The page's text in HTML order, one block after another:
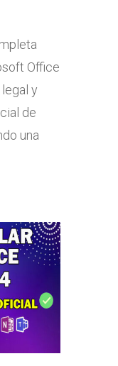
Office
y
de
una